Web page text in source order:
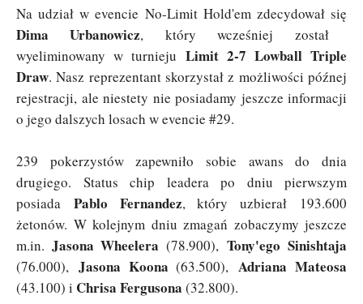
Na udział w evencie No-Limit Hold'em zdecydował się
Dima Urbanowicz, który wcześniej został
wyeliminowany w turnieju Limit 2-7 Lowball Triple
Draw. Nasz reprezentant skorzystał z możliwości późnej
rejestracji, ale niestety nie posiadamy jeszcze informacji
o jego dalszych losach w evencie #29.
239 pokerzystów zapewniło sobie awans do dnia
drugiego. Status chip leadera po dniu pierwszym
posiadaPablo Fernandez, który uzbierał 193.600
żetonów. W kolejnym dniu zmagań zobaczymy jeszcze
m.in. Jasona Wheelera (78.900),Tony'ego Sinishtaja
(76.000), Jasona Koona (63.500),Adriana Mateosa
(43.100) i Chrisa Fergusona (32.800).